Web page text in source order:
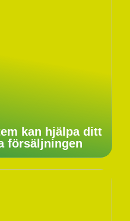
kan hjälpa ditt
försäljningen